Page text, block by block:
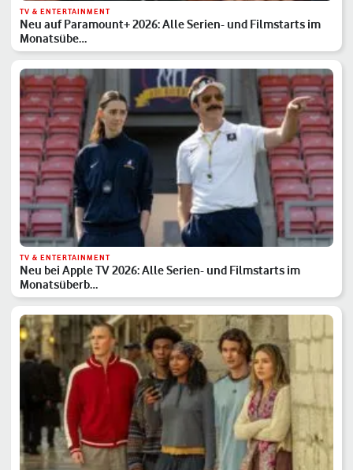
TV & ENTERTAINMENT
Neu auf Paramount+ 2026: Alle Serien- und Filmstarts im
Monatsübe…
TV & ENTERTAINMENT
Neu bei Apple TV 2026: Alle Serien- und Filmstarts im
Monatsüberb…